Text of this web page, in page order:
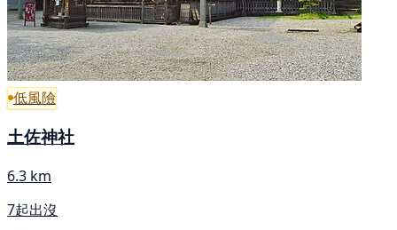
低風險
土佐神社
6.3 km
7起出沒